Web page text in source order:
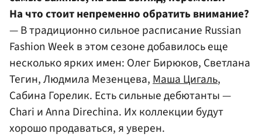
На что стоит непременно обратить внимание?
— В традиционно сильное расписание Russian
Fashion Week в этом сезоне добавилось еще
несколько ярких имен: Олег Бирюков, Светлана
Тегин, Людмила Мезенцева, Маша Цигаль,
Сабина Горелик. Есть сильные дебютанты —
Chari и Anna Direchina. Их коллекции будут
хорошо продаваться, я уверен.